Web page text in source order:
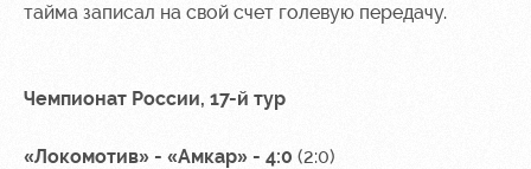
болельщиков
тайма записал на свой счет голевую передачу.
Чемпионат России, 17-й тур
«Локомотив» - «Амкар» - 4:0 (2:0)